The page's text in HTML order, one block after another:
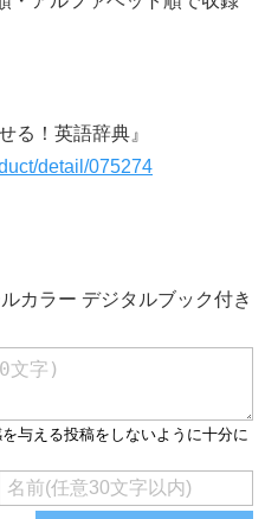
る！英語辞典』
detail/075274
カラー デジタルブック付き